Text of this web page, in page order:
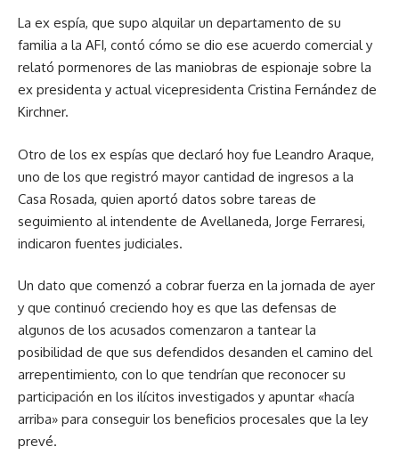
La ex espía, que supo alquilar un departamento de su
familia a la AFI, contó cómo se dio ese acuerdo comercial y
relató pormenores de las maniobras de espionaje sobre la
ex presidenta y actual vicepresidenta Cristina Fernández de
Kirchner.
Otro de los ex espías que declaró hoy fue Leandro Araque,
uno de los que registró mayor cantidad de ingresos a la
Casa Rosada, quien aportó datos sobre tareas de
seguimiento al intendente de Avellaneda, Jorge Ferraresi,
indicaron fuentes judiciales.
Un dato que comenzó a cobrar fuerza en la jornada de ayer
y que continuó creciendo hoy es que las defensas de
algunos de los acusados comenzaron a tantear la
posibilidad de que sus defendidos desanden el camino del
arrepentimiento, con lo que tendrían que reconocer su
participación en los ilícitos investigados y apuntar «hacía
arriba» para conseguir los beneficios procesales que la ley
prevé.